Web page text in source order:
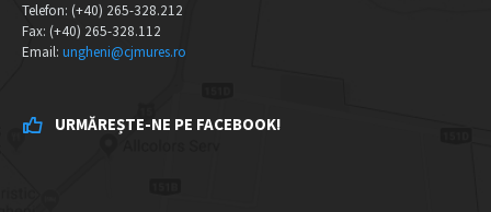
Telefon: (+40) 265-328.212
Fax: (+40) 265-328.112
Email: ungheni@cjmures.ro
URMĂREȘTE-NE PE FACEBOOK!